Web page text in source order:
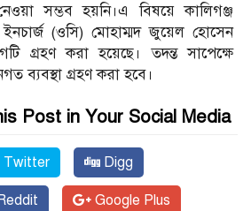
সম্ভব হয়নি।এ বিষয়ে কালিগঞ্জ
(ওসি) মোহাম্মদ জুয়েল হোসেন
গ্রহণ করা হয়েছে। তদন্ত সাপেক্ষে
ব্যবস্থা গ্রহণ করা হবে।
Post in Your Social Media
Twitter Digg
Google Plus